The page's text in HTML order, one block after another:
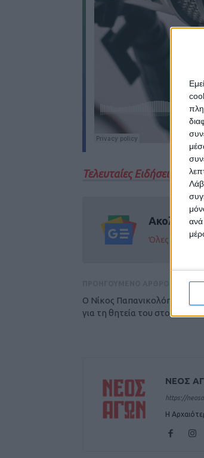
Τελευταίες Ειδήσεις
Όλες οι
Ο Νίκος Παπανικολόπουλος
για τη θητεία του στον ΑΣΚ
ΝΕΟΣ
https://
Η